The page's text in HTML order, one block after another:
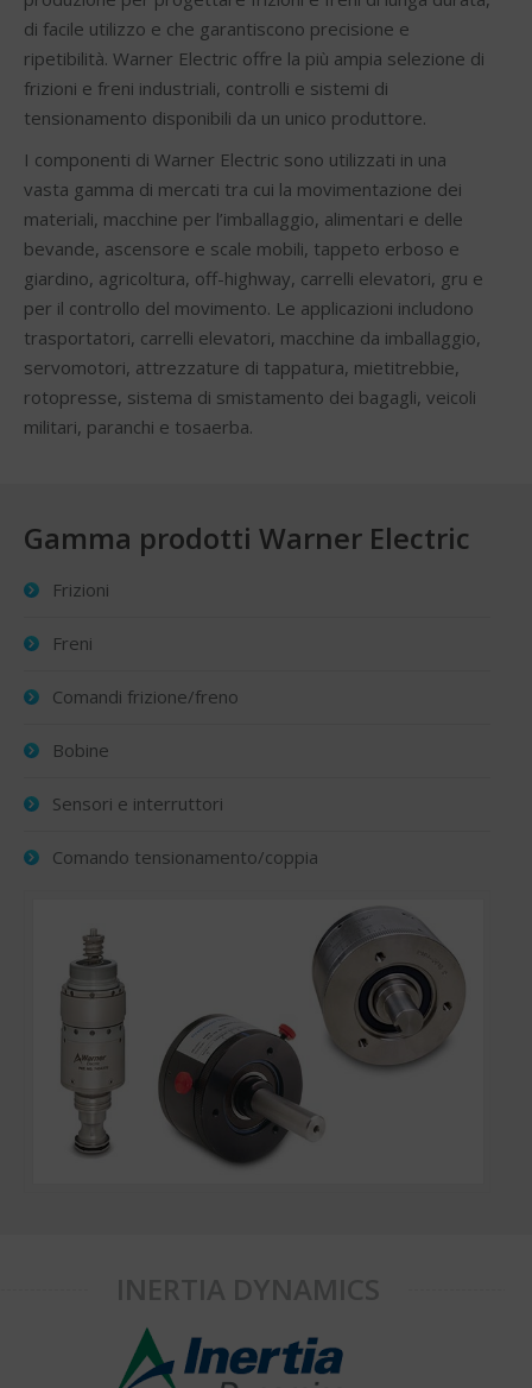
di facile utilizzo e che garantiscono precisione e
ripetibilità. Warner Electric offre la più ampia selezione di
frizioni e freni industriali, controlli e sistemi di
tensionamento disponibili da un unico produttore.
I componenti di Warner Electric sono utilizzati in una
vasta gamma di mercati tra cui la movimentazione dei
materiali, macchine per l’imballaggio, alimentari e delle
bevande, ascensore e scale mobili, tappeto erboso e
giardino, agricoltura, off-highway, carrelli elevatori, gru e
per il controllo del movimento. Le applicazioni includono
trasportatori, carrelli elevatori, macchine da imballaggio,
servomotori, attrezzature di tappatura, mietitrebbie,
rotopresse, sistema di smistamento dei bagagli, veicoli
militari, paranchi e tosaerba.
Gamma prodotti Warner Electric
Frizioni
Freni
Comandi frizione/freno
Bobine
Sensori e interruttori
Comando tensionamento/coppia